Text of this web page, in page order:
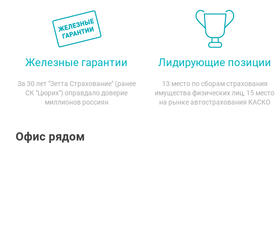
Железные гарантии
За 30 лет "Зетта Страхование" (ранее
СК "Цюрих") оправдало доверие
миллионов россиян
Лидирующие позиции
13 место по сборам страхования
имущества физических лиц, 15 место
на рынке автострахования КАСКО
Офис рядом